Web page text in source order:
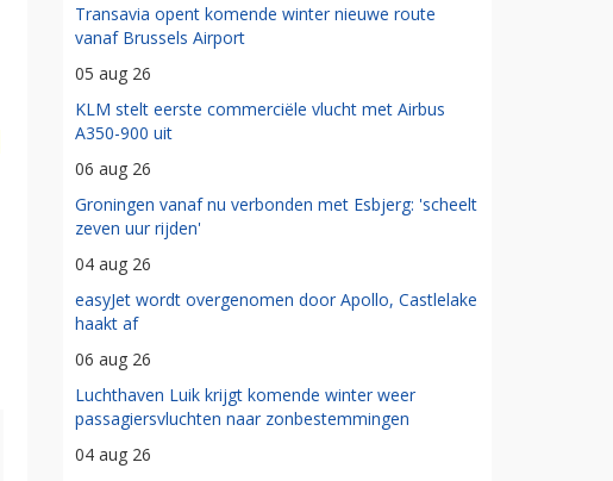
Transavia opent komende winter nieuwe route
vanaf Brussels Airport
05 aug 26
KLM stelt eerste commerciële vlucht met Airbus
A350-900 uit
06 aug 26
Groningen vanaf nu verbonden met Esbjerg: 'scheelt
zeven uur rijden'
04 aug 26
easyJet wordt overgenomen door Apollo, Castlelake
haakt af
06 aug 26
Luchthaven Luik krijgt komende winter weer
passagiersvluchten naar zonbestemmingen
04 aug 26